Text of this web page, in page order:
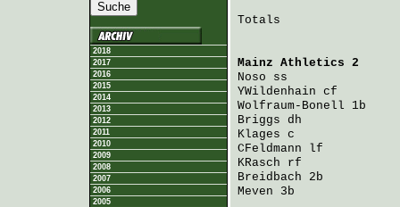
2018
2017
2016
2015
2014
2013
2012
2011
2010
2009
2008
2007
2006
2005
Totals
Mainz Athletics 2
Noso ss
YWildenhain cf
Wolfraum-Bonell 1b
Briggs dh
Klages c
CFeldmann lf
KRasch rf
Breidbach 2b
Meven 3b